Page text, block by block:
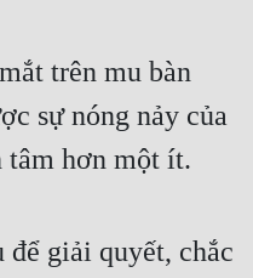
trên mu bàn
sự nóng nảy của
tâm hơn một ít.
để giải quyết, chắc